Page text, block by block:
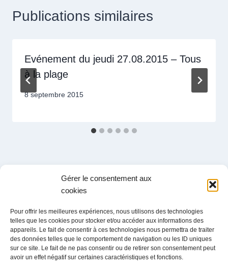
Gérer le consentement aux
cookies
Pour offrir les meilleures expériences, nous utilisons des technologies
telles que les cookies pour stocker et/ou accéder aux informations des
appareils. Le fait de consentir à ces technologies nous permettra de traiter
des données telles que le comportement de navigation ou les ID uniques
sur ce site. Le fait de ne pas consentir ou de retirer son consentement peut
avoir un effet négatif sur certaines caractéristiques et fonctions.
Publications similaires
Evénement du jeudi 27.08.2015 – Tous
à la plage
8 septembre 2015
Ch. du Grandsonnet 3
1422 Grandson
Exploitation
Zone Industrielle La Poissine 14
1422 Grandson